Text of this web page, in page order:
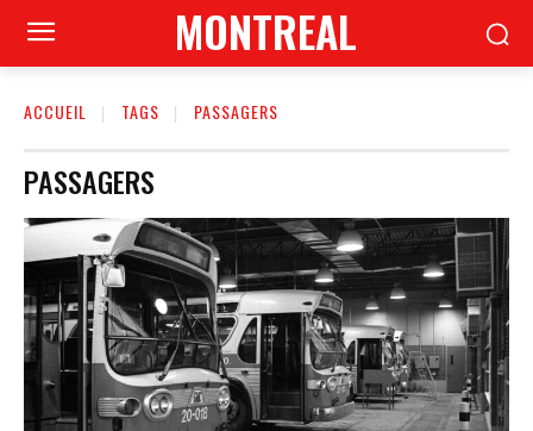
MONTREAL
ACCUEIL TAGS PASSAGERS
PASSAGERS